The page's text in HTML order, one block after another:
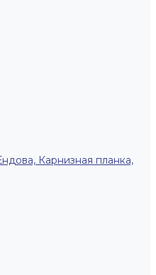
Карнизная планка,